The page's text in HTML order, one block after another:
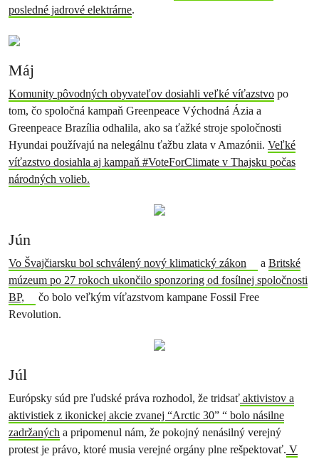
posledné jadrové elektrárne.
Máj
Komunity pôvodných obyvateľov dosiahli veľké víťazstvo po
tom, čo spoločná kampaň Greenpeace Východná Ázia a
Greenpeace Brazília odhalila, ako sa ťažké stroje spoločnosti
Hyundai používajú na nelegálnu ťažbu zlata v Amazónii. Veľké
víťazstvo dosiahla aj kampaň #VoteForClimate v Thajsku počas
národných volieb.
Jún
Vo Švajčiarsku bol schválený nový klimatický zákon a Britské
múzeum po 27 rokoch ukončilo sponzoring od fosílnej spoločnosti
BP,
čo bolo veľkým víťazstvom kampane Fossil Free
Revolution.
Júl
Európsky súd pre ľudské práva rozhodol, že tridsať aktivistov a
aktivistiek z ikonickej akcie zvanej “Arctic 30” “ bolo násilne
zadržaných a pripomenul nám, že pokojný nenásilný verejný
protest je právo, ktoré musia verejné orgány plne rešpektovať. V